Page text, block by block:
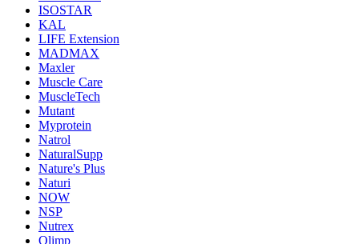
ISOSTAR
KAL
LIFE Extension
MADMAX
Maxler
Muscle Care
MuscleTech
Mutant
Myprotein
Natrol
NaturalSupp
Nature's Plus
Naturi
NOW
NSP
Nutrex
Olimp